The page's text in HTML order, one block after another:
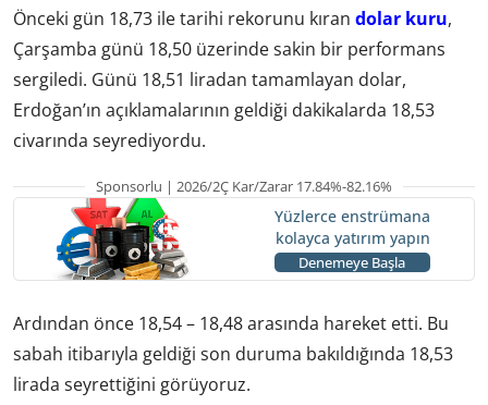
Önceki gün 18,73 ile tarihi rekorunu kıran dolar kuru,
Çarşamba günü 18,50 üzerinde sakin bir performans
sergiledi. Günü 18,51 liradan tamamlayan dolar,
Erdoğan’ın açıklamalarının geldiği dakikalarda 18,53
civarında seyrediyordu.
Sponsorlu | 2026/2Ç Kar/Zarar 17.84%-82.16%
Yüzlerce enstrümana
kolayca yatırım yapın
Denemeye Başla
Ardından önce 18,54 – 18,48 arasında hareket etti. Bu
sabah itibarıyla geldiği son duruma bakıldığında 18,53
lirada seyrettiğini görüyoruz.